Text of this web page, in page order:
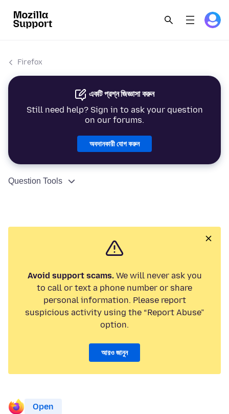
Firefox
একটি প্রশ্ন জিজ্ঞাসা করুন
Still need help? Sign in to ask your question
on our forums.
অবদানকারী যোগ করুন
Question Tools
Avoid support scams.We will never ask you
to call or text a phone number or share
personal information. Please report
suspicious activity using the “Report Abuse”
option.
আরও জানুন
Open